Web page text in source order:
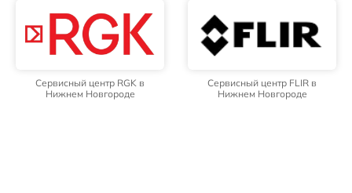
Сервисный центр RGK в
Нижнем Новгороде
Сервисный центр FLIR в
Нижнем Новгороде